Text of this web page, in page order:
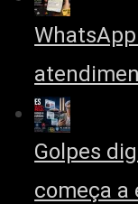
Golpes
começa a